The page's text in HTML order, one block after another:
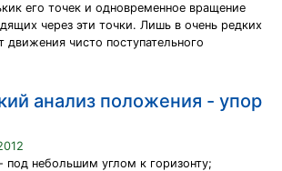
его точек и одновременное вращение
через эти точки. Лишь в очень редких
движения чисто поступательного
анализ положения - упор
под небольшим углом к горизонту;